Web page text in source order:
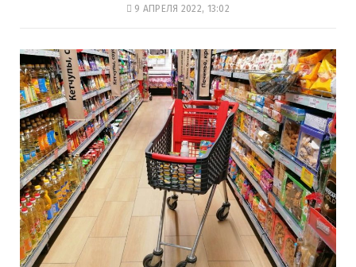
9 АПРЕЛЯ 2022, 13:02